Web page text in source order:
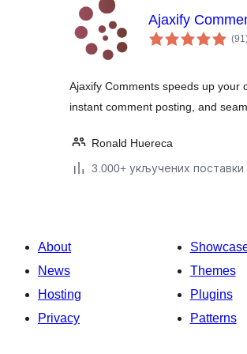
Ajaxify
(91
Ajaxify Comments speeds up your
instant comment posting, and
Ronald Huereca
3.000+ укључених поставки
About
News
Hosting
Privacy
Themes
Plugins
Patterns